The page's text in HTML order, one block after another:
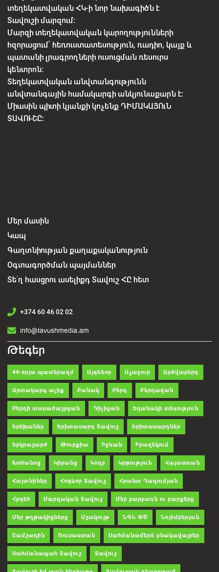
տեղեկատվական ՀԿ-ի նոր նախագիծն է
Տավուշի մարզում:
Մարզի տեղեկատվական կարողությունների
հզորացում՝ հեռուստատեսություն, ռադիո, կայք և
պատանի լրագրողների ուսուցման ռեսուրս
կենտրոն:
Տեղեկատվական անվտանգությունն
անվտանգային համակարգի անկյունաքարն է:
Միասին պիտի կյանքի կոչենք ԴԻՄԱԿԱՅՈւՆ
ՏԱՎՈՒՇԸ:
Մեր մասին
Կապ
Գաղտնիության քաղաքականություն
Օգտագործման պայմաններ
Տե՛ղ հասցրու ասելիքդ Տավուշ ՀԸ հետ
+374 60 46 02 02
info@tavushmedia.am
Թեգեր
44-օրյա պատերազմ Այգեձոր Աչաջուր Արծվաբերդ
Արտակարգ ալիք Բանակ Բերդ Բերդավան
Բերդի տարածաշրջան Դիլիջան Եղանակի տեսություն
Երեխաներ Երիտասարդ Տավուշ Երիտասարդներ
Երկրաշարժ Թուրքիա Իջևան Իրազեկում
Խոհանոց Կիրանց Կողբ Կրթություն Հայաստան
Հայտնիներ Հոգևոր Տավուշ Հրանտ Ղազումյան
Հրդեհ Մարզական Տավուշ Մեր բարբառն ու բարքերը
Մեր թղթակիցները Մշակույթ ՆԳՆ ՓԾ Նոյեմբերյան
Շամշադին Ռուսաստան Սահմանամերձ բնակավայրեր
Սահմանապահ Տավուշ Տավուշ